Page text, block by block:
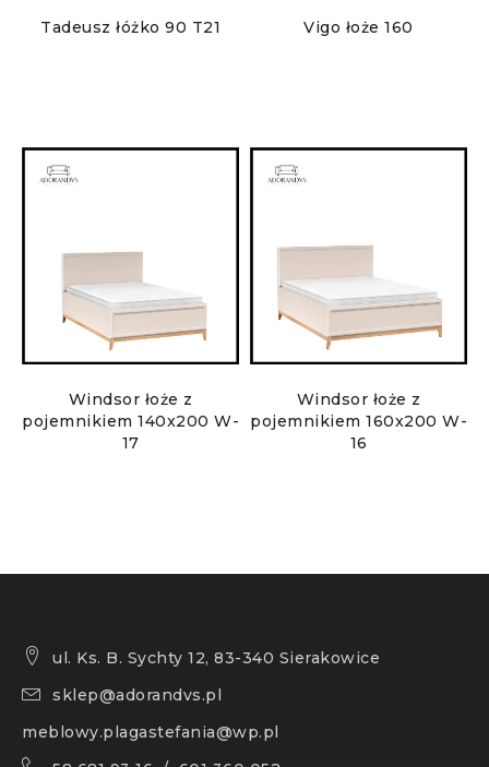
Tadeusz łóżko 90 T21 Vigo łoże 160
Windsor łoże z
pojemnikiem 140x200 W-
17
Windsor łoże z
pojemnikiem 160x200 W-
16
ul. Ks. B. Sychty 12, 83-340 Sierakowice
sklep@adorandvs.pl
meblowy.plagastefania@wp.pl